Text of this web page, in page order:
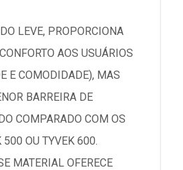
LEVE, PROPORCIONA
AOS USUÁRIOS
E COMODIDADE), MAS
BARREIRA DE
COMPARADO COM OS
500 OU TYVEK 600.
MATERIAL OFERECE